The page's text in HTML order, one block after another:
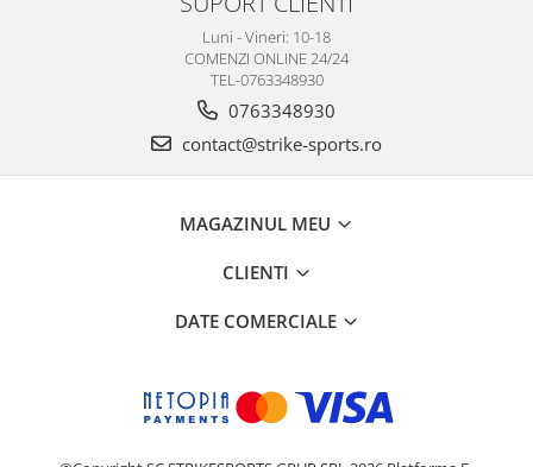
Luni - Vineri: 10-18
COMENZI ONLINE 24/24
TEL-0763348930
0763348930
contact@strike-sports.ro
MAGAZINUL MEU
CLIENTI
DATE COMERCIALE